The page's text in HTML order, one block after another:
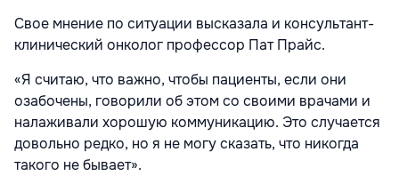
Свое мнение по ситуации высказала и консультант-
клинический онколог профессор Пат Прайс.
«Я считаю, что важно, чтобы пациенты, если они
озабочены, говорили об этом со своими врачами и
налаживали хорошую коммуникацию. Это случается
довольно редко, но я не могу сказать, что никогда
такого не бывает».